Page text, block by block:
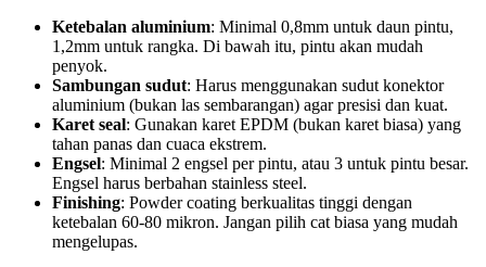
Ketebalan aluminium: Minimal 0,8mm untuk daun pintu,
1,2mm untuk rangka. Di bawah itu, pintu akan mudah
penyok.
Sambungan sudut: Harus menggunakan sudut konektor
aluminium (bukan las sembarangan) agar presisi dan kuat.
Karet seal: Gunakan karet EPDM (bukan karet biasa) yang
tahan panas dan cuaca ekstrem.
Engsel: Minimal 2 engsel per pintu, atau 3 untuk pintu besar.
Engsel harus berbahan stainless steel.
Finishing: Powder coating berkualitas tinggi dengan
ketebalan 60-80 mikron. Jangan pilih cat biasa yang mudah
mengelupas.